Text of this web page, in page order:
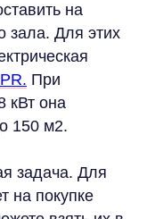
на
зала. Для этих
При
кВт она
150 м2.
задача. Для
на покупке